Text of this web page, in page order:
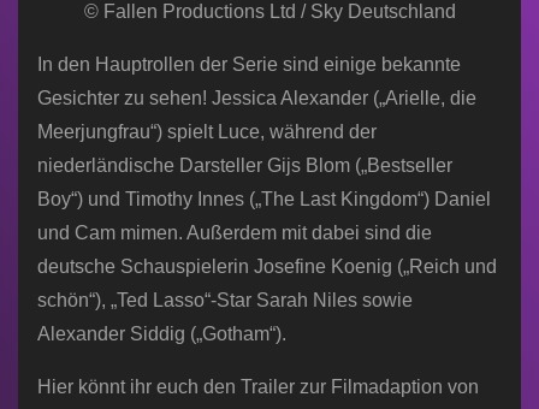
© Fallen Productions Ltd / Sky Deutschland
In den Hauptrollen der Serie sind einige bekannte
Gesichter zu sehen! Jessica Alexander („Arielle, die
Meerjungfrau“) spielt Luce, während der
niederländische Darsteller Gijs Blom („Bestseller
Boy“) und Timothy Innes („The Last Kingdom“) Daniel
und Cam mimen. Außerdem mit dabei sind die
deutsche Schauspielerin Josefine Koenig („Reich und
schön“), „Ted Lasso“-Star Sarah Niles sowie
Alexander Siddig („Gotham“).
Hier könnt ihr euch den Trailer zur Filmadaption von